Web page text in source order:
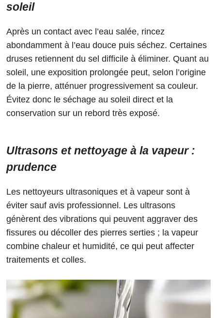
soleil
Après un contact avec l’eau salée, rincez
abondamment à l’eau douce puis séchez. Certaines
druses retiennent du sel difficile à éliminer. Quant au
soleil, une exposition prolongée peut, selon l’origine
de la pierre, atténuer progressivement sa couleur.
Évitez donc le séchage au soleil direct et la
conservation sur un rebord très exposé.
Ultrasons et nettoyage à la vapeur :
prudence
Les nettoyeurs ultrasoniques et à vapeur sont à
éviter sauf avis professionnel. Les ultrasons
génèrent des vibrations qui peuvent aggraver des
fissures ou décoller des pierres serties ; la vapeur
combine chaleur et humidité, ce qui peut affecter
traitements et colles.